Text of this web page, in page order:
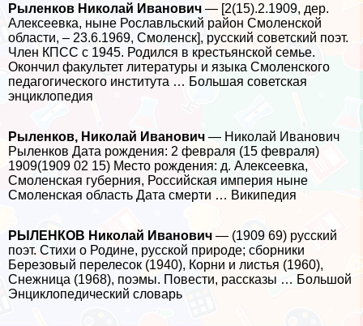
Рыленков Николай Иванович — [2(15).2.1909, дер.
Алексеевка, ныне Рославльский район Смоленской
области, ‒ 23.6.1969, Смоленск], русский советский поэт.
Члeн КПСС с 1945. Родился в крестьянской семье.
Окончил факультет литературы и языка Смоленского
педагогического института … Большая советская
энциклопедия
Рыленков, Николай Иванович — Николай Иванович
Рыленков Дата рождения: 2 февраля (15 февраля)
1909(1909 02 15) Место рождения: д. Алексеевка,
Смоленская губерния, Российская империя ныне
Смоленская область Дата cмepти … Википедия
РЫЛЕНКОВ Николай Иванович — (1909 69) русский
поэт. Стихи о Родине, русской природе; сборники
Березовый перелесок (1940), Корни и листья (1960),
Снежница (1968), поэмы. Повести, рассказы … Большой
Энциклопедический словарь